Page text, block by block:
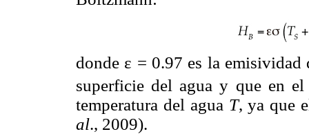
donde ε = 0.97 es la
superficie del agua y que en
temperatura del agua T, ya que
al., 2009).